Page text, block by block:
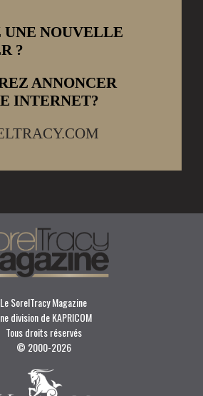
UNE NOUVELLE
?
ANNONCER
INTERNET?
Le SorelTracy Magazine
division de KAPRICOM
Tous droits réservés
© 2000-2026